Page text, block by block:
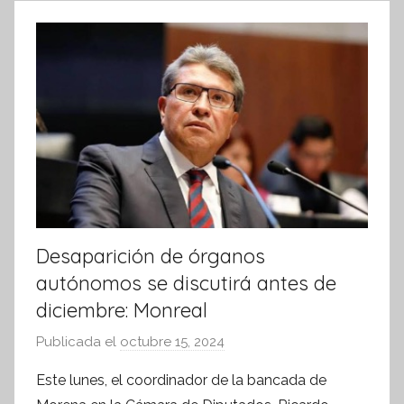
m
a
t
i
v
a
Desaparición de órganos
autónomos se discutirá antes de
diciembre: Monreal
Publicada el octubre 15, 2024
r
Este lunes, el coordinador de la bancada de